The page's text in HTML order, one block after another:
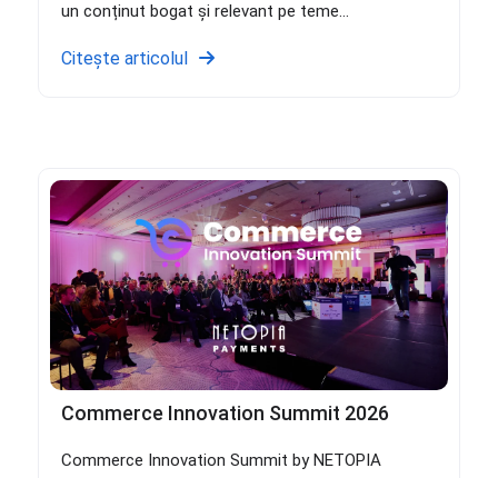
un conținut bogat și relevant pe teme...
Citește articolul
Commerce Innovation Summit 2026
Commerce Innovation Summit by NETOPIA